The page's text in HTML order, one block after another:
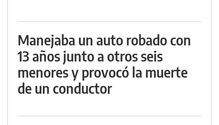
Manejaba un auto robado con
13 años junto a otros seis
menores y provocó la muerte
de un conductor